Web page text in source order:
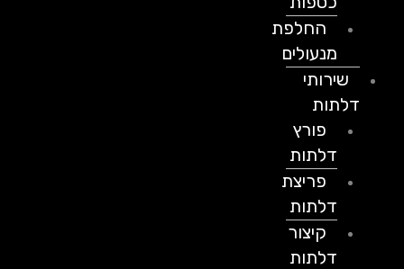
החלפת
מנעולים
שירותי
דלתות
פורץ
דלתות
פריצת
דלתות
קיצור
דלתות